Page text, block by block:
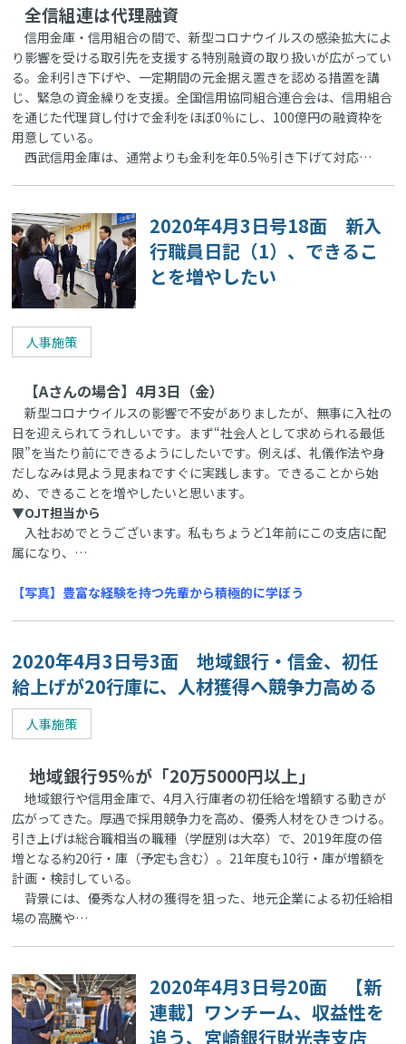
全信組連は代理融資
信用金庫・信用組合の間で、新型コロナウイルスの感染拡大によ
り影響を受ける取引先を支援する特別融資の取り扱いが広がってい
る。金利引き下げや、一定期間の元金据え置きを認める措置を講
じ、緊急の資金繰りを支援。全国信用協同組合連合会は、信用組合
を通じた代理貸し付けで金利をほぼ0％にし、100億円の融資枠を
用意している。
西武信用金庫は、通常よりも金利を年0.5％引き下げて対応…
2020年4月3日号18面 新入
行職員日記（1）、できるこ
とを増やしたい
人事施策
【Aさんの場合】4月3日（金）
新型コロナウイルスの影響で不安がありましたが、無事に入社の
日を迎えられてうれしいです。まず“社会人として求められる最低
限”を当たり前にできるようにしたいです。例えば、礼儀作法や身
だしなみは見よう見まねですぐに実践します。できることから始
め、できることを増やしたいと思います。
▼OJT担当から
入社おめでとうございます。私もちょうど1年前にこの支店に配
属になり、…
【写真】豊富な経験を持つ先輩から積極的に学ぼう
2020年4月3日号3面 地域銀行・信金、初任
給上げが20行庫に、人材獲得へ競争力高める
人事施策
地域銀行95％が「20万5000円以上」
地域銀行や信用金庫で、4月入行庫者の初任給を増額する動きが
広がってきた。厚遇で採用競争力を高め、優秀人材をひきつける。
引き上げは総合職相当の職種（学歴別は大卒）で、2019年度の倍
増となる約20行・庫（予定も含む）。21年度も10行・庫が増額を
計画・検討している。
背景には、優秀な人材の獲得を狙った、地元企業による初任給相
場の高騰や…
2020年4月3日号20面 【新
連載】ワンチーム、収益性を
追う、宮崎銀行財光寺支店